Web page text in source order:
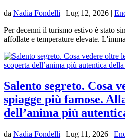
da Nadia Fondelli | Lug 12, 2026 |
Per decenni il turismo estivo è stato
affollate e temperature elevate.
Salento segreto. Cosa
spiagge più famose.
dell’anima più
da Nadia Fondelli | Lug 11, 2026 |